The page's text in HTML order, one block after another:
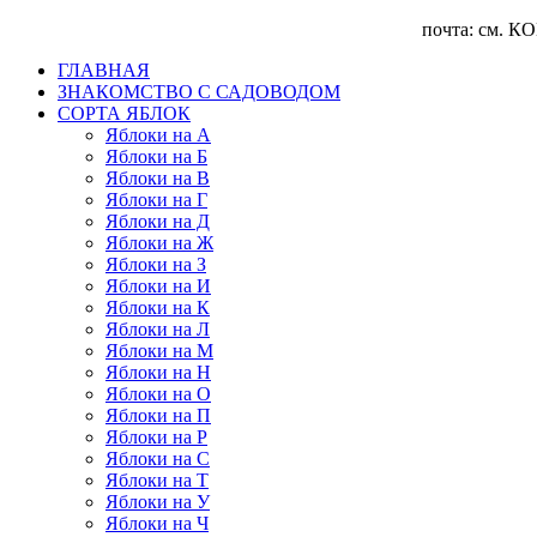
почта: см.
ГЛАВНАЯ
ЗНАКОМСТВО С САДОВОДОМ
CОРТА ЯБЛОК
Яблоки на А
Яблоки на Б
Яблоки на В
Яблоки на Г
Яблоки на Д
Яблоки на Ж
Яблоки на З
Яблоки на И
Яблоки на К
Яблоки на Л
Яблоки на М
Яблоки на Н
Яблоки на О
Яблоки на П
Яблоки на Р
Яблоки на С
Яблоки на Т
Яблоки на У
Яблоки на Ч